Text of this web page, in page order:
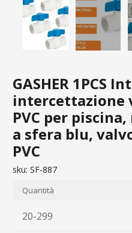
GASHER 1PCS
intercettazione
PVC per
a sfera blu,
PVC
sku: SF-887
Quantità
20-299